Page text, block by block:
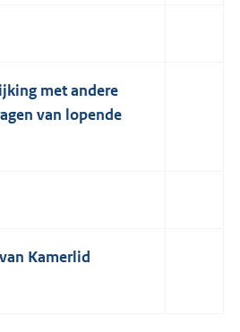
met andere
van lopende
Kamerlid